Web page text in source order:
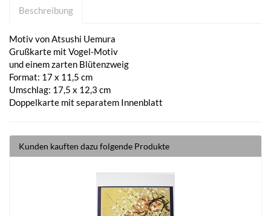
Beschreibung
Motiv von Atsushi Uemura
Grußkarte mit Vogel-Motiv
und einem zarten Blütenzweig
Format: 17 x 11,5 cm
Umschlag: 17,5 x 12,3 cm
Doppelkarte mit separatem Innenblatt
Kunden kauften dazu folgende Produkte